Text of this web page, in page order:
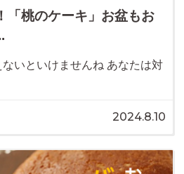
「桃のケーキ」お盆もお
いといけませんね あなたは対
2024.8.10